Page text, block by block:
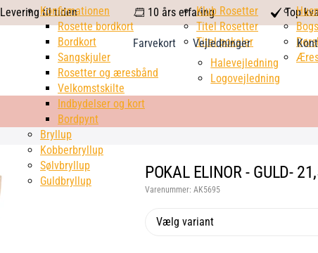
Levering til tiden calendar
10 års erfaring
check
mark
Top
Farvekort
Vejledninger
Halevejledning
Logovejledning
Konfirmationen
Rosette bordkort
Bordkort
Sangskjuler
Rosetter og æresbånd
Velkomstskilte
Indbydelser og kort
Bordpynt
Bryllup
Kobberbryllup
Sølvbryllup
Guldbryllup
Klub Rosetter
Titel Rosetter
Titel pokaler
POKAL ELINOR - GULD-
Varenummer: AK5695
Vælg variant